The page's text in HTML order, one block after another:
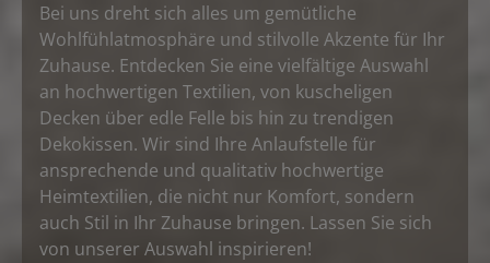
Bei uns dreht sich alles um gemütliche
Wohlfühlatmosphäre und stilvolle Akzente für Ihr
Zuhause. Entdecken Sie eine vielfältige Auswahl
an hochwertigen Textilien, von kuscheligen
Decken über edle Felle bis hin zu trendigen
Dekokissen. Wir sind Ihre Anlaufstelle für
ansprechende und qualitativ hochwertige
Heimtextilien, die nicht nur Komfort, sondern
auch Stil in Ihr Zuhause bringen. Lassen Sie sich
von unserer Auswahl inspirieren!